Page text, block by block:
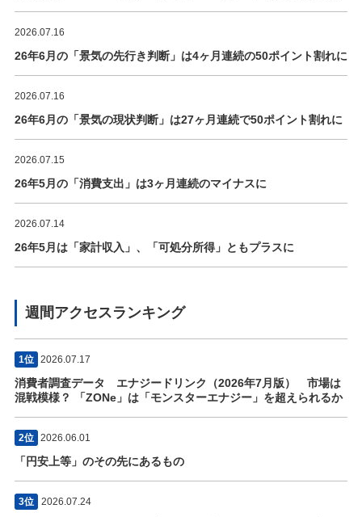
2026.07.16
26年6月の「景気の先行き判断」は4ヶ月連続の50ポイント割れに
2026.07.16
26年6月の「景気の現状判断」は27ヶ月連続で50ポイント割れに
2026.07.15
26年5月の「消費支出」は3ヶ月連続のマイナスに
2026.07.14
26年5月は「家計収入」、「可処分所得」ともプラスに
週間アクセスランキング
1位 2026.07.17
消費者調査データ エナジードリンク（2026年7月版） 市場は
混戦模様？ 「ZONe」は「モンスターエナジー」を超えられるか
2位 2026.06.01
「円安上等」のその先にあるもの
3位 2026.07.24